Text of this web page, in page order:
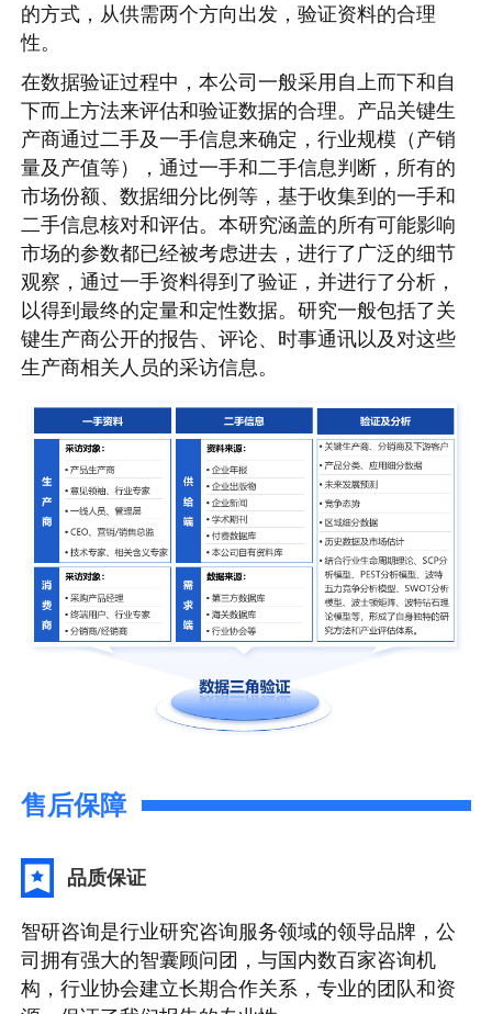
的方式，从供需两个方向出发，验证资料的合理
性。
在数据验证过程中，本公司一般采用自上而下和自
下而上方法来评估和验证数据的合理。产品关键生
产商通过二手及一手信息来确定，行业规模（产销
量及产值等），通过一手和二手信息判断，所有的
市场份额、数据细分比例等，基于收集到的一手和
二手信息核对和评估。本研究涵盖的所有可能影响
市场的参数都已经被考虑进去，进行了广泛的细节
观察，通过一手资料得到了验证，并进行了分析，
以得到最终的定量和定性数据。研究一般包括了关
键生产商公开的报告、评论、时事通讯以及对这些
生产商相关人员的采访信息。
售后保障
品质保证
智研咨询是行业研究咨询服务领域的领导品牌，公
司拥有强大的智囊顾问团，与国内数百家咨询机
构，行业协会建立长期合作关系，专业的团队和资